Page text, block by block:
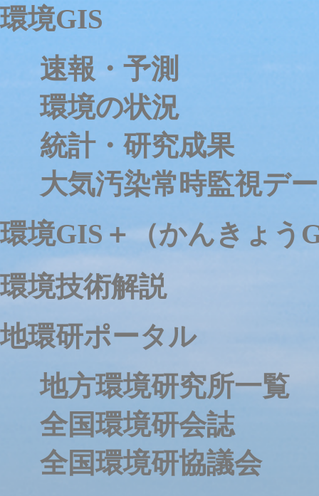
環境GIS
速報・予測
環境の状況
統計・研究成果
大気汚染常時監視デ
環境GIS＋（かんきょう
環境技術解説
地環研ポータル
地方環境研究所一覧
全国環境研会誌
全国環境研協議会